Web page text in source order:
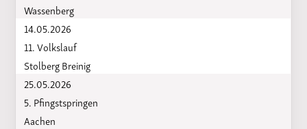
Wassenberg
14.05.2026
11. Volkslauf
Stolberg Breinig
25.05.2026
5. Pfingstspringen
Aachen